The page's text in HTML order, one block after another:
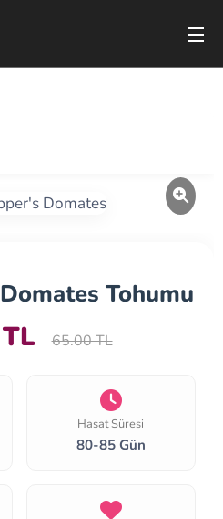
Tohumu
65.00 TL
Hasat Süresi
80-85 Gün